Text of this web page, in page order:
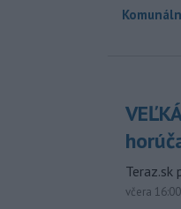
Teraz.sk
včera 16:00